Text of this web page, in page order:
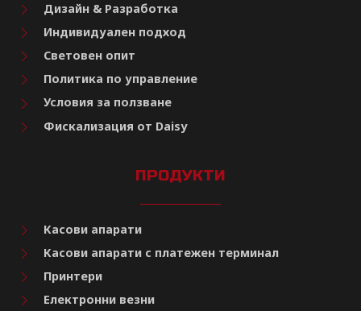
Дизайн & Разработка
Индивидуален подход
Световен опит
Политика по управление
Условия за ползване
Фискализация от Daisy
ПРОДУКТИ
Касови апарати
Касови апарати с платежен терминал
Принтери
Електронни везни